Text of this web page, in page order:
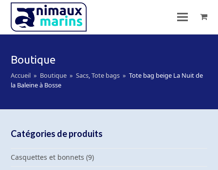
Boutique
Accueil » Boutique » Sacs,Tote bags » Tote bag beige La Nuit de
la Baleine à Bosse
Catégories de produits
Casquettes et bonnets (9)